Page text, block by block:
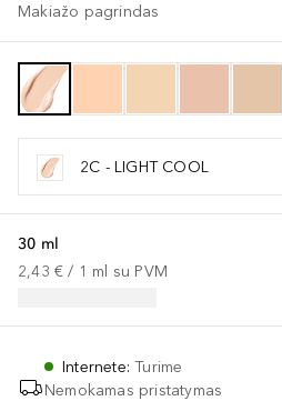
Makiažo pagrindas
2C - LIGHT COOL
30 ml
2,43 € / 1 ml su PVM
Internete:Turime
Nemokamas pristatymas